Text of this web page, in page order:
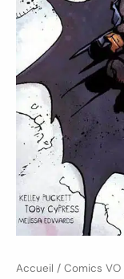
Accueil / Comics VO